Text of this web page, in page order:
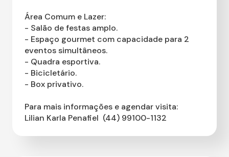
Área Comum e Lazer:
- Salão de festas amplo.
- Espaço gourmet com capacidade para 2
eventos simultâneos.
- Quadra esportiva.
- Bicicletário.
- Box privativo.
Para mais informações e agendar visita:
Lilian Karla Penafiel  (44) 99100-1132